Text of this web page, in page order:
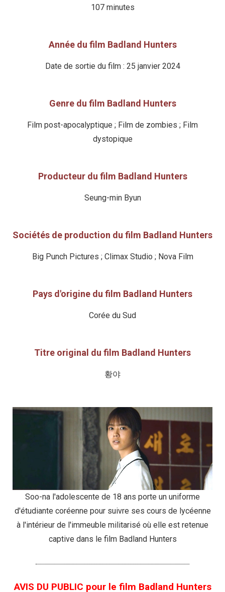
107 minutes
Année du film Badland Hunters
Date de sortie du film : 25 janvier 2024
Genre du film Badland Hunters
Film post-apocalyptique ; Film de zombies ; Film
dystopique
Producteur du film Badland Hunters
Seung-min Byun
Sociétés de production du film Badland Hunters
Big Punch Pictures ; Climax Studio ; Nova Film
Pays d'origine du film Badland Hunters
Corée du Sud
Titre original du film Badland Hunters
황야
Soo-na l'adolescente de 18 ans porte un uniforme
d'étudiante coréenne pour suivre ses cours de lycéenne
à l'intérieur de l'immeuble militarisé où elle est retenue
captive dans le film Badland Hunters
AVIS DU PUBLIC pour le film Badland Hunters